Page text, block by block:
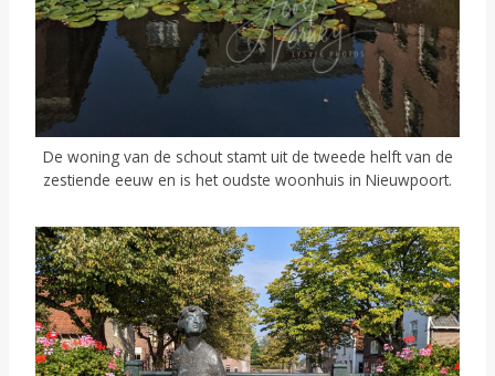
De woning van de schout stamt uit de tweede helft van de
zestiende eeuw en is het oudste woonhuis in Nieuwpoort.